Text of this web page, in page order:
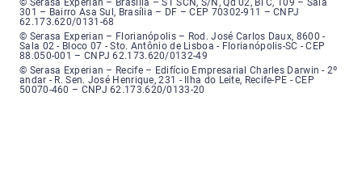
301 – Bairro Asa Sul, Brasília – DF – CEP 70302-911 – CNPJ
62.173.620/0131-68
Serasa Experian - Florianópolis, Endereço: Rodovia José Carlos, número
© Serasa Experian – Florianópolis – Rod. José Carlos Daux, 8600 -
Sala 02 - Bloco 07 - Sto. Antônio de Lisboa - Florianópolis-SC - CEP
88.050-001 – CNPJ 62.173.620/0132-49
Serasa Experian - Recife, Endereço: Edifício Empresarial Charles Darwin,
© Serasa Experian – Recife – Edifício Empresarial Charles Darwin - 2º
andar - R. Sen. José Henrique, 231 - Ilha do Leite, Recife-PE - CEP
50070-460 – CNPJ 62.173.620/0133-20